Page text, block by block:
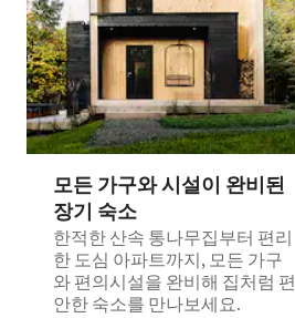
모든 가구와 시설이 완비된
장기 숙소
한적한 산속 통나무집부터 편리
한 도심 아파트까지, 모든 가구
와 편의시설을 완비해 집처럼 편
안한 숙소를 만나보세요.